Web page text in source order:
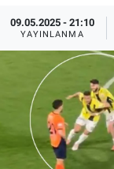
09.05.2025 - 21:10
YAYINLANMA
Ege'den
Eğitim
Eğlence
Ekonomi
İletişim